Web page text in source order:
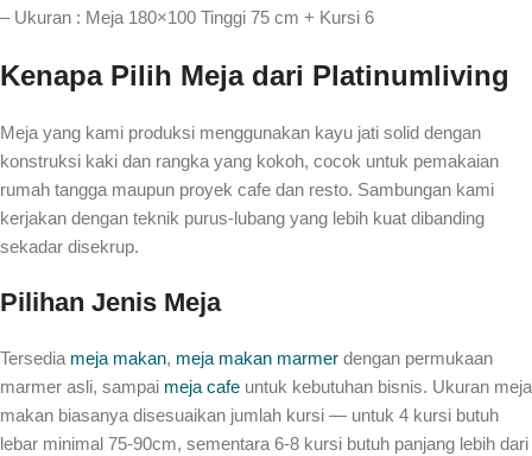
– Ukuran : Meja 180×100 Tinggi 75 cm + Kursi 6
Kenapa Pilih Meja dari Platinumliving
Meja yang kami produksi menggunakan kayu jati solid dengan
konstruksi kaki dan rangka yang kokoh, cocok untuk pemakaian
rumah tangga maupun proyek cafe dan resto. Sambungan kami
kerjakan dengan teknik purus-lubang yang lebih kuat dibanding
sekadar disekrup.
Pilihan Jenis Meja
Tersedia meja makan, meja makan marmer dengan permukaan
marmer asli, sampai meja cafe untuk kebutuhan bisnis. Ukuran meja
makan biasanya disesuaikan jumlah kursi — untuk 4 kursi butuh
lebar minimal 75-90cm, sementara 6-8 kursi butuh panjang lebih dari